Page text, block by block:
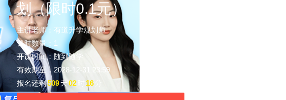
划（限时0.1元）
主讲老师：有道升学规划师
课时数量：1
开课时间：随到随学
有效期至：2028-12-31 23:59
报名还剩509天02 16